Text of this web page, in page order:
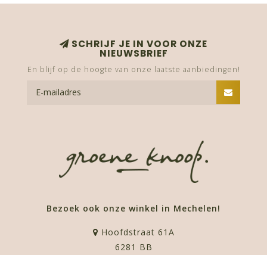
SCHRIJF JE IN VOOR ONZE
NIEUWSBRIEF
En blijf op de hoogte van onze laatste aanbiedingen!
Bezoek ook onze winkel in Mechelen!
Hoofdstraat 61A
6281 BB